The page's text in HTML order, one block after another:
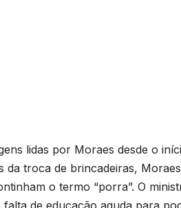
lidas por Moraes desde o
da troca de brincadeiras,
o termo “porra”. O